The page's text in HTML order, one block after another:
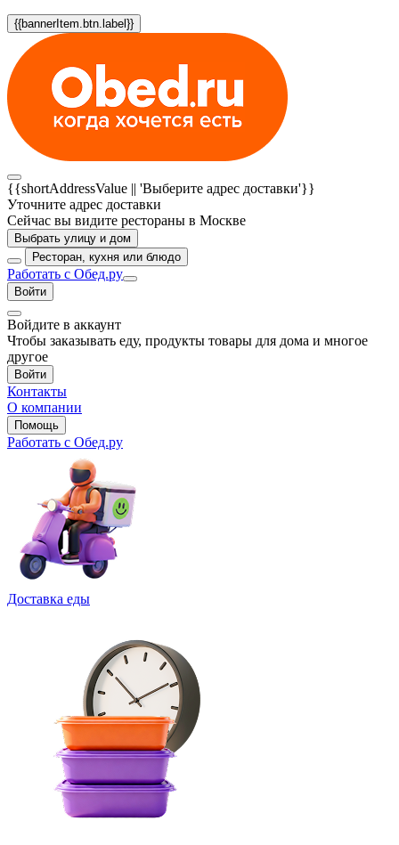
{{bannerItem.btn.label}}
{{shortAddressValue || 'Выберите адрес доставки'}}
Уточните адрес доставки
Сейчас вы видите рестораны в Москве
Выбрать улицу и дом
Ресторан, кухня или блюдо
Работать с Обед.ру
Войти
Войдите в аккаунт
Чтобы заказывать еду, продукты товары для дома и многое
другое
Войти
Контакты
О компании
Помощь
Работать с Обед.ру
Доставка еды